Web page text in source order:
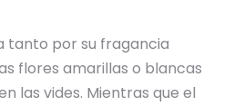
tanto por su fragancia
flores amarillas o blancas
las vides. Mientras que el